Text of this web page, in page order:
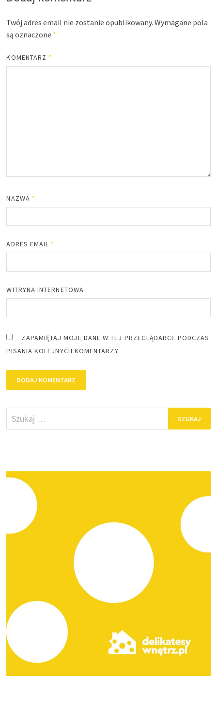
Twój adres email nie zostanie opublikowany. Wymagane pola
są oznaczone *
KOMENTARZ *
NAZWA *
ADRES EMAIL *
WITRYNA INTERNETOWA
ZAPAMIĘTAJ MOJE DANE W TEJ PRZEGLĄDARCE PODCZAS
PISANIA KOLEJNYCH KOMENTARZY.
Szukaj: